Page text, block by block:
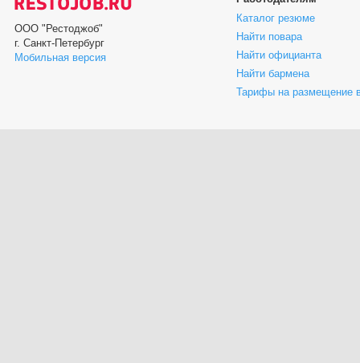
ООО "Рестоджоб"
г. Санкт-Петербург
Мобильная версия
Каталог резюме
Найти повара
Найти официанта
Найти бармена
Тарифы на размещение